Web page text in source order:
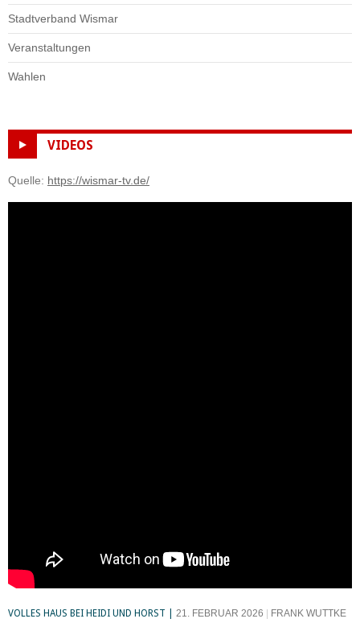
Stadtverband Wismar
Veranstaltungen
Wahlen
VIDEOS
Quelle: https://wismar-tv.de/
VOLLES HAUS BEI HEIDI UND HORST 21. FEBRUAR 2026 FRANK WUTTKE